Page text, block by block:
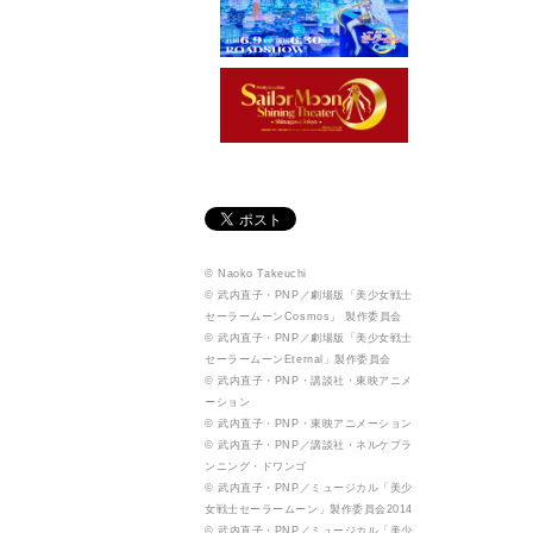
© Naoko Takeuchi
© 武内直子・PNP／劇場版「美少女戦士
セーラームーンCosmos」 製作委員会
© 武内直子・PNP／劇場版「美少女戦士
セーラームーンEternal」製作委員会
© 武内直子・PNP・講談社・東映アニメ
ーション
© 武内直子・PNP・東映アニメーション
© 武内直子・PNP／講談社・ネルケプラ
ンニング・ドワンゴ
© 武内直子・PNP／ミュージカル「美少
女戦士セーラームーン」製作委員会2014
© 武内直子・PNP／ミュージカル「美少